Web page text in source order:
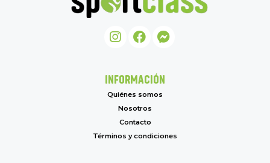
INFORMACIÓN
Quiénes somos
Nosotros
Contacto
Términos y condiciones